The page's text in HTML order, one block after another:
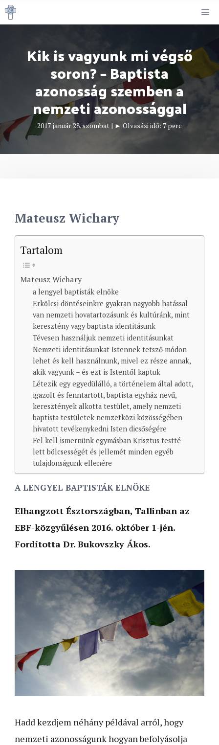
Kilépés
a
Kik is vagyunk mi végső
soron? – Baptista
azonosság szemben a
nemzeti azonossággal
2017. január 28. szombat | ► Olvasási idő: 7perc
Mateusz Wichary
Tartalom
Mateusz Wichary
a lengyel baptisták elnöke
Erkölcsi döntéseinkre gyakran nagyobb hatással
van nemzeti hovatartozásunk és kultúránk, mint
keresztény vagy baptista identitásunk
Tévesen használjuk nemzeti identitásunkat
Nemzeti identitásunkat Istennek tetsző módon
lehet és kell használnunk, mivel ez része annak,
akik vagyunk – és ezt is Istentől kaptuk
Létezik egy egyedülálló, a történelem által adott,
igazolt és fenntartott, baptista egyház nevű,
keresztények alkotta testület, amely nemzeti
baptista testületek nemzetközi közösségében
hivatott tevékenykedni Isten dicsőségére
Fel kell ismernünk egymásban Krisztus testté
lett bölcsességét és jellemét minden egyéb
tulajdonságunk ellenére
A LENGYEL BAPTISTÁK ELNÖKE
Elhangzott Észtországban, Tallinban az
EBF-közgyűlésen 2016. október 1-jén.
Fordította Dr. Bukovszky Ákos.
Hadd kezdjem néhány példával arról, hogy
nemzeti azonosságunk hogyan befolyásolja